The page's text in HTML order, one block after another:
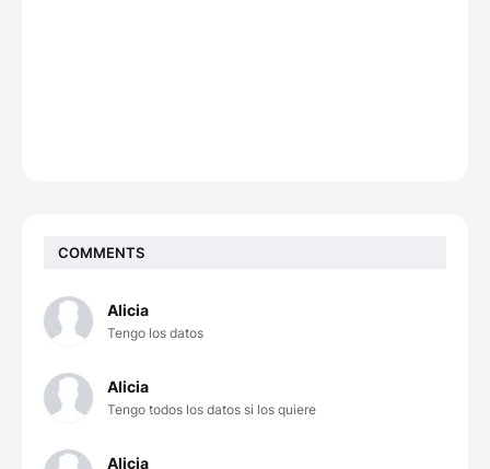
COMMENTS
Alicia
Tengo los datos
Alicia
Tengo todos los datos si los quiere
Alicia